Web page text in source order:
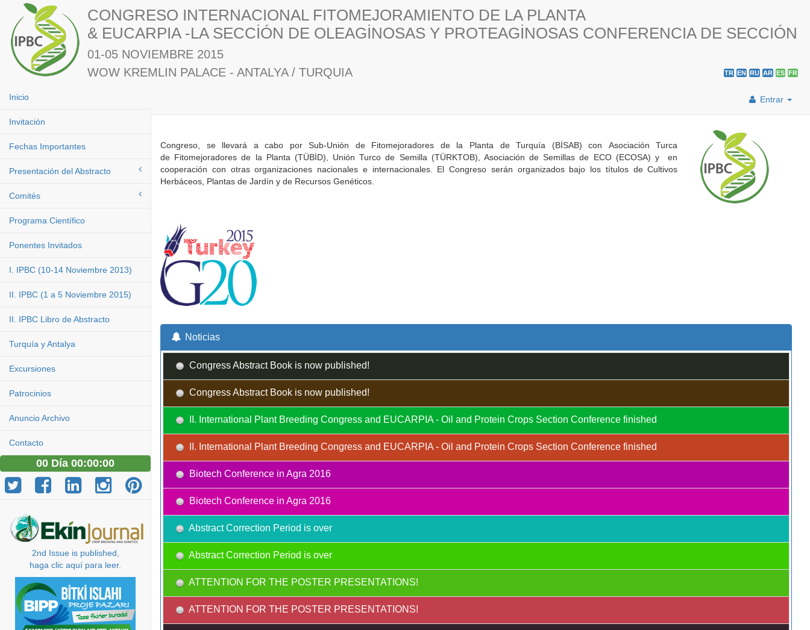
CONGRESO INTERNACIONAL FITOMEJORAMIENTO DE LA PLANTA
& EUCARPIA -LA SECCİÓN DE OLEAGİNOSAS Y PROTEAGİNOSAS CONFERENCIA DE SECCIÓN
01-05 NOVIEMBRE 2015
WOW KREMLIN PALACE - ANTALYA / TURQUIA
TR EN RU AR ES FR
Entrar
Inicio
Invitación
Fechas Importantes
Presentación del Abstracto
Comités
Programa Científico
Ponentes Invitados
I. IPBC (10-14 Noviembre 2013)
II. IPBC (1 a 5 Noviembre 2015)
II. IPBC Libro de Abstracto
Turquía y Antalya
Excursiones
Patrocinios
Anuncio Archivo
Contacto
00 Día 00:00:00
2nd Issue is published,
haga clic aquí para leer.
Congreso, se llevará a cabo por Sub-Unión de Fitomejoradores de la Planta de Turquía (BİSAB) con Asociación Turca
de Fitomejoradores de la Planta (TÜBİD), Unión Turco de Semilla (TÜRKTOB), Asociación de Semillas de ECO (ECOSA) y en
cooperación con otras organizaciones nacionales e internacionales. El Congreso serán organizados bajo los títulos de Cultivos
Herbáceos, Plantas de Jardín y de Recursos Genéticos.
Noticias
Congress Abstract Book is now published!
Congress Abstract Book is now published!
II. International Plant Breeding Congress and EUCARPIA - Oil and Protein Crops Section Conference finished
II. International Plant Breeding Congress and EUCARPIA - Oil and Protein Crops Section Conference finished
Biotech Conference in Agra 2016
Biotech Conference in Agra 2016
Abstract Correction Period is over
Abstract Correction Period is over
ATTENTION FOR THE POSTER PRESENTATIONS!
ATTENTION FOR THE POSTER PRESENTATIONS!